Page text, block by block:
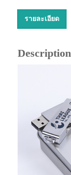
รายละเอียด
Description